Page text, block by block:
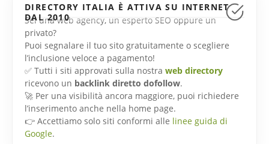
DIRECTORY ITALIA È ATTIVA SU INTERNET
DAL 2010
Sei una web agency, un esperto SEO oppure un
privato?
Puoi segnalare il tuo sito gratuitamente o scegliere
l’inclusione veloce a pagamento!
✅ Tutti i siti approvati sulla nostra web directory
ricevono un backlink diretto dofollow.
🚀 Per una visibilità ancora maggiore, puoi richiedere
l’inserimento anche nella home page.
👉 Accettiamo solo siti conformi alle linee guida di
Google.